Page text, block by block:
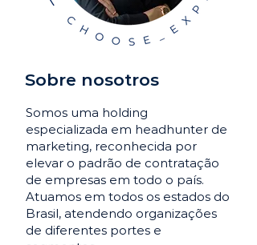
Sobre nosotros
Somos uma holding
especializada em headhunter de
marketing, reconhecida por
elevar o padrão de contratação
de empresas em todo o país.
Atuamos em todos os estados do
Brasil, atendendo organizações
de diferentes portes e